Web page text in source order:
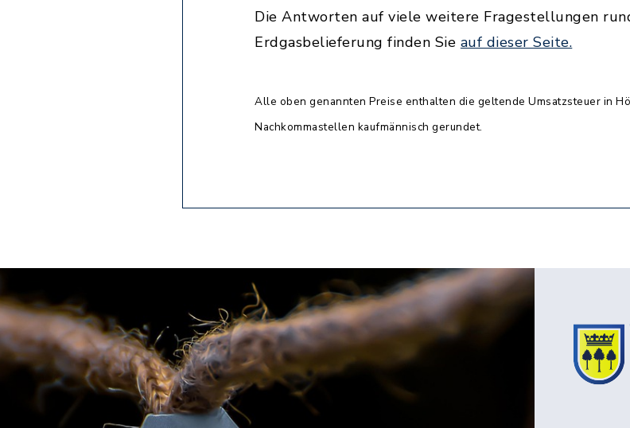
Die Antworten auf viele weitere Fragestellungen
Erdgasbelieferung finden Sie auf dieser Seite.
Alle oben genannten Preise enthalten die geltende Umsatzsteuer in
Nachkommastellen kaufmännisch gerundet.